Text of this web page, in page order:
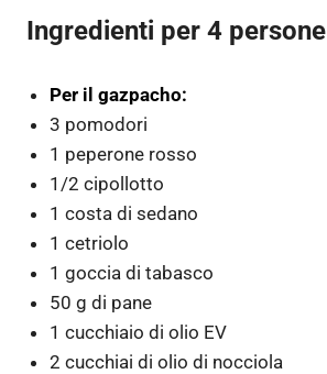
Ingredienti per 4 persone
Per il gazpacho:
3 pomodori
1 peperone rosso
1/2 cipollotto
1 costa di sedano
1 cetriolo
1 goccia di tabasco
50 g di pane
1 cucchiaio di olio EV
2 cucchiai di olio di nocciola